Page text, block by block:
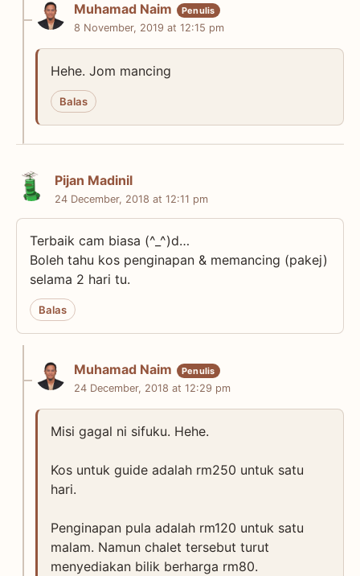
Muhamad Naim
8 November, 2019 at 12:15 pm
Hehe. Jom mancing
Balas
Pijan Madinil
24 December, 2018 at 12:11 pm
Terbaik cam biasa (^_^)d…
Boleh tahu kos penginapan & memancing (pakej)
selama 2 hari tu.
Balas
Muhamad Naim
24 December, 2018 at 12:29 pm
Misi gagal ni sifuku. Hehe.
Kos untuk guide adalah rm250 untuk satu
hari.
Penginapan pula adalah rm120 untuk satu
malam. Namun chalet tersebut turut
menyediakan bilik berharga rm80.